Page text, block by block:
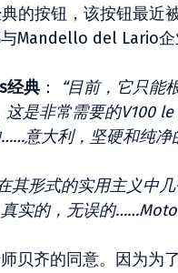
的按钮，该按钮最近
Mandello del Lario企
经典 ：
“目前，它只能
这是非常需要的V100
意大利，坚硬和纯
其形式的实用主义中
实的，无误的……Moto
贝齐的同意。因为为